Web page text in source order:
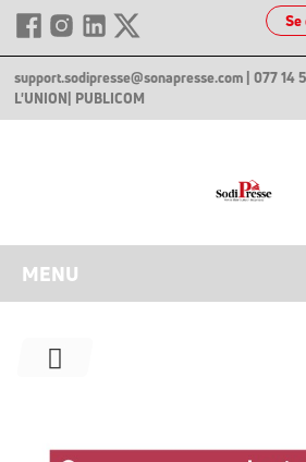
Se
support.sodipresse@sonapresse.com | 077 14
L'UNION | PUBLICOM
MENU